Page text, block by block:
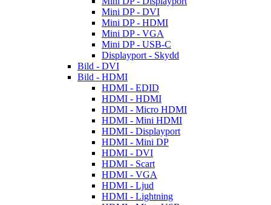
Mini DP - DVI
Mini DP - HDMI
Mini DP - VGA
Mini DP - USB-C
Displayport - Skydd
Bild - DVI
Bild - HDMI
HDMI - EDID
HDMI - HDMI
HDMI - Micro HDMI
HDMI - Mini HDMI
HDMI - Displayport
HDMI - Mini DP
HDMI - DVI
HDMI - Scart
HDMI - VGA
HDMI - Ljud
HDMI - Lightning